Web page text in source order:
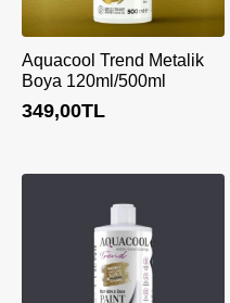
Aquacool Trend Metalik
Boya 120ml/500ml
349,00TL